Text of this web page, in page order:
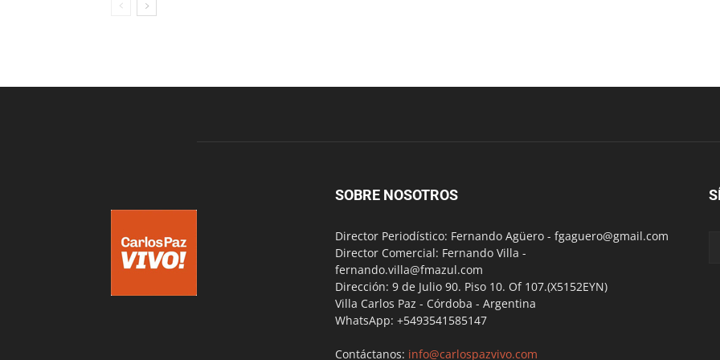
SOBRE NOSOTROS
Director Periodístico: Fernando Agüero - fgaguero@gmail.com
Director Comercial: Fernando Villa -
fernando.villa@fmazul.com
Dirección: 9 de Julio 90. Piso 10. Of 107.(X5152EYN)
Villa Carlos Paz - Córdoba - Argentina
WhatsApp: +5493541585147
Contáctanos: info@carlospazvivo.com